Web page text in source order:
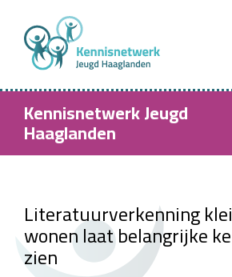
Kennisnetwerk Jeugd
Haaglanden
Literatuurverkenning
wonen laat belangrijke
zien